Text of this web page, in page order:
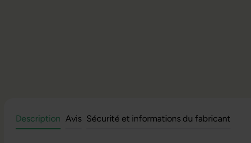
Description Avis Sécurité et informations du fabricant